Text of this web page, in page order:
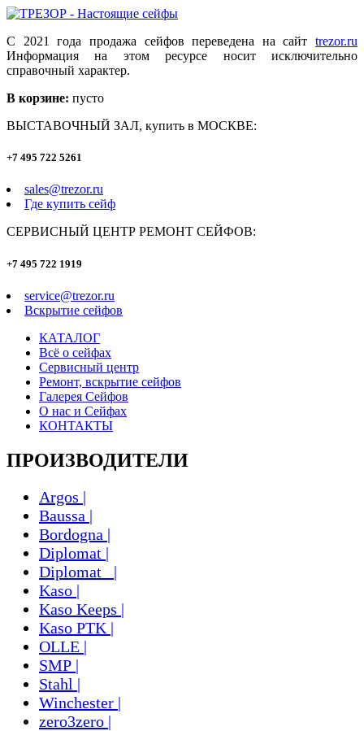
С 2021 года продажа сейфов переведена на сайт trezor.ru
Информация на этом ресурсе носит исключительно
справочный характер.
В корзине: пусто
ВЫСТАВОЧНЫЙ ЗАЛ, купить в МОСКВЕ:
+7 495 722 5261
sales@trezor.ru
Где купить сейф
СЕРВИСНЫЙ ЦЕНТР РЕМОНТ СЕЙФОВ:
+7 495 722 1919
service@trezor.ru
Вскрытие сейфов
КАТАЛОГ
Всё о сейфах
Сервисный центр
Ремонт, вскрытие сейфов
Галерея Сейфов
О нас и Сейфах
КОНТАКТЫ
ПРОИЗВОДИТЕЛИ
Argos |
Baussa |
Bordogna |
Diplomat |
Diplomat_ |
Kaso |
Kaso Keeps |
Kaso PTK |
OLLE |
SMP |
Stahl |
Winchester |
zero3zero |